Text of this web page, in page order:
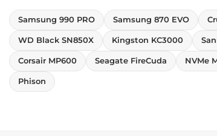
Samsung 990 PRO Samsung 870 EVO
WD Black SN850X Kingston KC3000
Corsair MP600 Seagate FireCuda NVMe
Phison